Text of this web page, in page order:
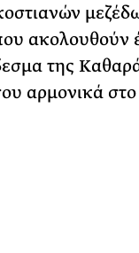
ακολουθούν
της
αρμονικά στο